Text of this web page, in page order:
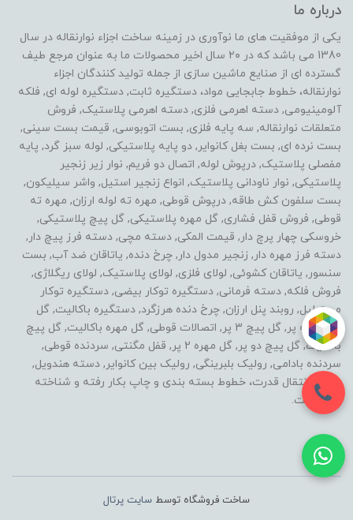
درباره ما
یکی از موفقیت های ما نوآوری در زمینه ساخت اجزاء نوارنقاله در سال
1380 می باشد که در ۲۰ سال اخیر محصولات ما به عنوان مرجع طیف
گسترده ای از صنایع ماشین سازی از جمله تولید کنندگان اجزاء
نوارنقاله، خطوط جابجایی مواد، دستگیره ثابت, دستگیره لوله ای, فلکه
آلومینیومی, دسته اهرمی فلزی, دسته اهرمی پلاستیک, فروش
متعلقات نوارنقاله, سه پایه فلزی, بست اتوبوسی, قیمت بست سینی,
بست نرده ای, بست بغل کانوایر, دو پایه پلاستیکی, لوله سبز گرد, پایه
مفصلی پلاستیک, درپوش لوله, اتصال دو فریم, نوار زیر زنجیر
پلاستیکی, نوار ناودانی پلاستیک, انواع زنجیر استیل, واشر سیلیکون,
بست سلفون کش طاقه, درپوش قوطی, مهره ته لوله ارزان, مهره ته
قوطی, فروش قفل فشاری, گل مهره پلاستیکی, گل پیچ پلاستیکی,
خروسکی چهار پرچ دار, قیمت المکی, دسته مچی, دسته فرز پیچ دار,
دسته فرز مهره دار, زنجیر مدول دار, چرخ دنده, یاتاقان ضد آب, بست
سنسور, یاتاقان کشوئی, لولای فلزی, لولای پلاستیک, لولای ریگلاژی,
فروش فلکه, دسته فرمانی, دستگیره توکار بیضی, دستگیره توکار
مستطیل, روبند پنل ارزان, چرخ دنده هرزگرد, دستگیره باکالیت, گل
مهره سه پر, گل پیچ 3 پر, اتصالات قوطی, گل مهره باکالیت, گل پیچ
باکالیت, گل پیچ دو پر, گل مهره 2 پر, قفل مگنتی, سردنده قوطی,
سردنده بادامی, رولیک بلبرینگی, رولیک بین کانوایر, دسته هندویل,
خطوط انتقال قدرت، خطوط بسته بندی و چاپ بکار رفته و شناخته
شده است.
ساخت فروشگاه توسط سایت پرتال